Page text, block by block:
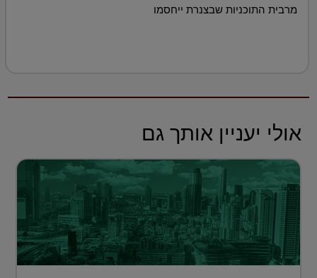
מרבית התוכניות שבצנרת ייחסמו
אולי יעניין אותך גם